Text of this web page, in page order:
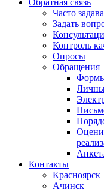
Обратная связь
Часто
Задать
Контроль
Опросы
Обращения
Контакты
Красноярск
Ачинск